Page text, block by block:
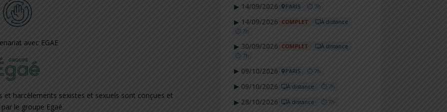
avec EGAE
harcèlements sexistes et sexuels sont conçues et
le groupe Egaé.
▶ 14/09/2026 PARIS ⏱ 7h
▶ 14/09/2026 COMPLET
À distance
⏱ 7h
▶ 30/09/2026 COMPLET
À distance
⏱ 7h
▶ 09/10/2026 PARIS ⏱ 7h
▶ 09/10/2026 À distance ⏱ 7h
▶ 28/10/2026 À distance ⏱ 7h